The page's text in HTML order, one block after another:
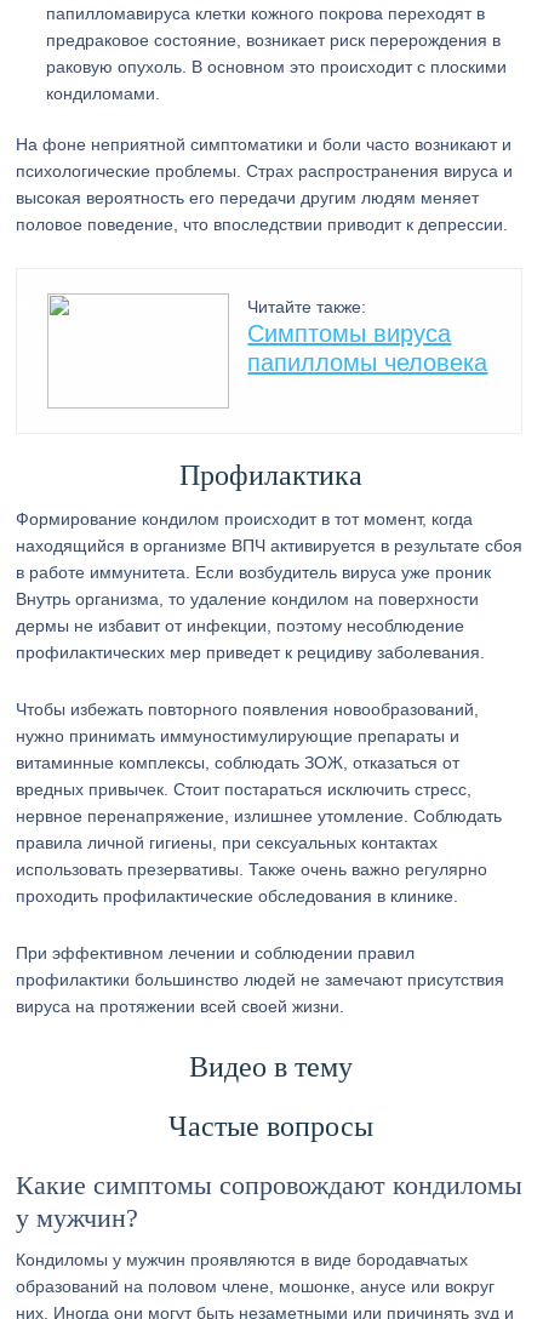
папилломавируса клетки кожного покрова переходят в
предраковое состояние, возникает риск перерождения в
раковую опухоль. В основном это происходит с плоскими
кондиломами.
На фоне неприятной симптоматики и боли часто возникают и
психологические проблемы. Страх распространения вируса и
высокая вероятность его передачи другим людям меняет
половое поведение, что впоследствии приводит к депрессии.
Читайте также:
Симптомы вируса
папилломы человека
Профилактика
Формирование кондилом происходит в тот момент, когда
находящийся в организме ВПЧ активируется в результате сбоя
в работе иммунитета. Если возбудитель вируса уже проник
Внутрь организма, то удаление кондилом на поверхности
дермы не избавит от инфекции, поэтому несоблюдение
профилактических мер приведет к рецидиву заболевания.
Чтобы избежать повторного появления новообразований,
нужно принимать иммуностимулирующие препараты и
витаминные комплексы, соблюдать ЗОЖ, отказаться от
вредных привычек. Стоит постараться исключить стресс,
нервное перенапряжение, излишнее утомление. Соблюдать
правила личной гигиены, при сексуальных контактах
использовать презервативы. Также очень важно регулярно
проходить профилактические обследования в клинике.
При эффективном лечении и соблюдении правил
профилактики большинство людей не замечают присутствия
вируса на протяжении всей своей жизни.
Видео в тему
Частые вопросы
Какие симптомы сопровождают кондиломы
у мужчин?
Кондиломы у мужчин проявляются в виде бородавчатых
образований на половом члене, мошонке, анусе или вокруг
них. Иногда они могут быть незаметными или причинять зуд и